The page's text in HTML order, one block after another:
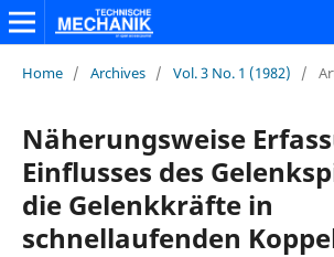
Home / Archives / Vol. 3 No. 1 (1982) /
Näherungsweise
Einflusses des
die Gelenkkräfte in
schnellaufenden